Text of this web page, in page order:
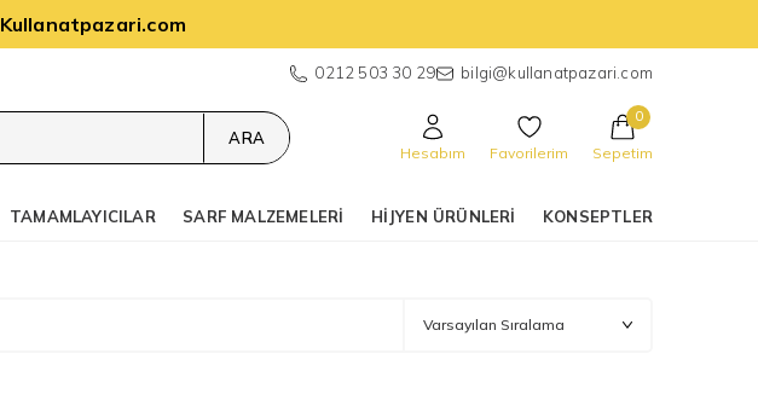
Kullanatpazari.com
0212 503 30 29 bilgi@kullanatpazari.com
ARA
Hesabım Favorilerim Sepetim
0
TAMAMLAYICILAR SARF MALZEMELERI HIJYEN ÜRÜNLERI KONSEPTLER